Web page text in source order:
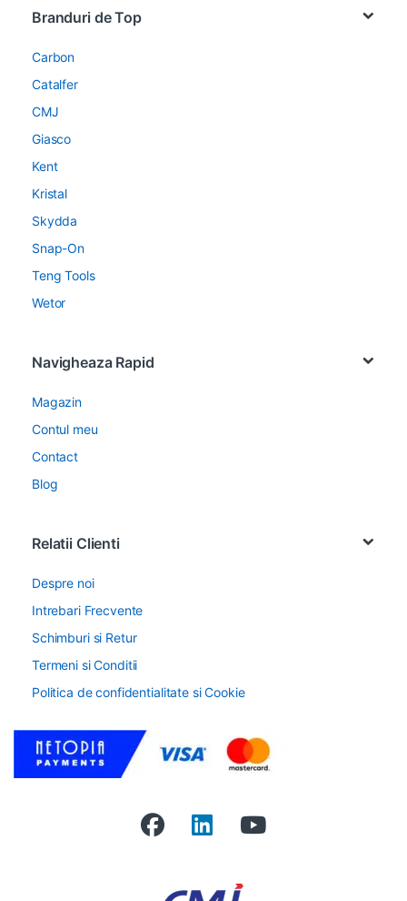
Branduri de Top
Carbon
Catalfer
CMJ
Giasco
Kent
Kristal
Skydda
Snap-On
Teng Tools
Wetor
Navigheaza Rapid
Magazin
Contul meu
Contact
Blog
Relatii Clienti
Despre noi
Intrebari Frecvente
Schimburi si Retur
Termeni si Conditii
Politica de confidentialitate si Cookie